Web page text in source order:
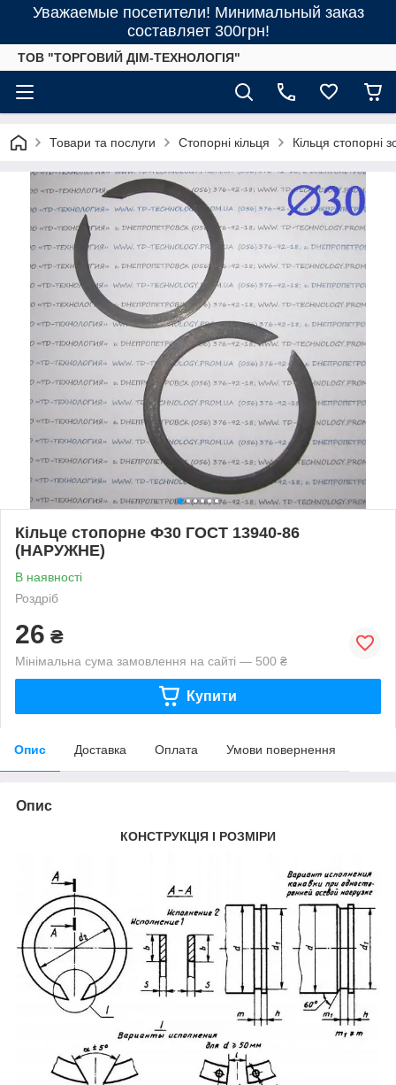
Уважаемые посетители! Минимальный заказ
составляет 300грн!
ТОВ "ТОРГОВИЙ ДІМ-ТЕХНОЛОГІЯ"
Товари та послуги Стопорні кільця Кільця стопорні
Кільце стопорне Ф30 ГОСТ 13940-86
(НАРУЖНЕ)
В наявності
Роздріб
26 ₴
Мінімальна сума замовлення на сайті — 500 ₴
Купити
Опис Доставка Оплата Умови повернення
Опис
КОНСТРУКЦІЯ І РОЗМІРИ